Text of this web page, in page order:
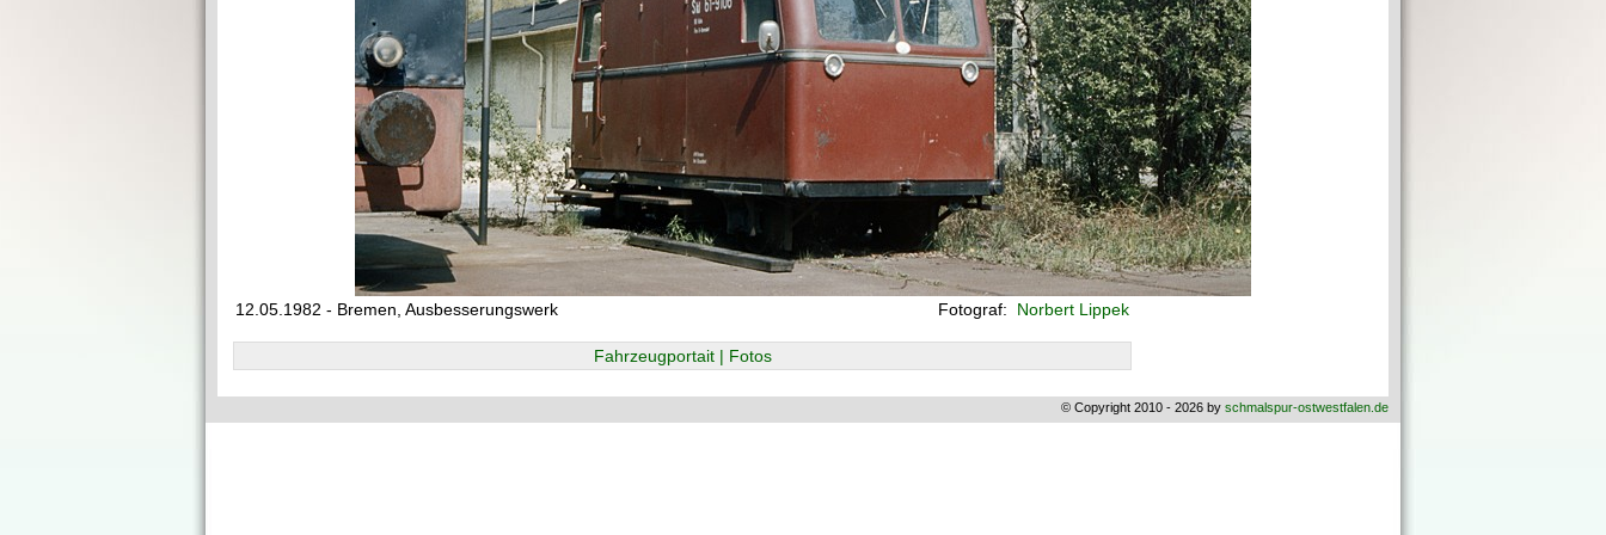
12.05.1982 - Bremen, Ausbesserungswerk Fotograf: Norbert Lippek
Fahrzeugportait | Fotos
© Copyright 2010 - 2026 by schmalspur-ostwestfalen.de